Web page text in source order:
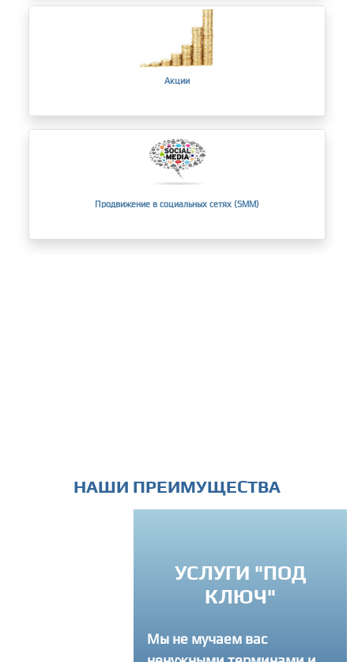
Акции
Продвижение в социальных сетях (SMM)
НАШИ ПРЕИМУЩЕСТВА
УСЛУГИ "ПОД
КЛЮЧ"
Мы не мучаем вас